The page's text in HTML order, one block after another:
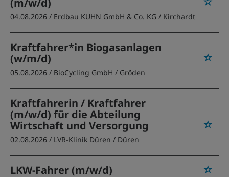
(m/w/d)
04.08.2026 / Erdbau KUHN GmbH & Co. KG / Kirchardt
Kraftfahrer*in Biogasanlagen
(w/m/d)
05.08.2026 / BioCycling GmbH / Gröden
Kraftfahrerin / Kraftfahrer
(m/w/d) für die Abteilung
Wirtschaft und Versorgung
02.08.2026 / LVR-Klinik Düren / Düren
LKW-Fahrer (m/w/d)